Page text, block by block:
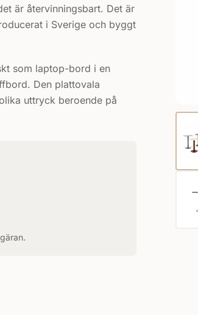
är återvinningsbart. Det är
i Sverige och byggt
som laptop-bord i en
Den plattovala
uttryck beroende på